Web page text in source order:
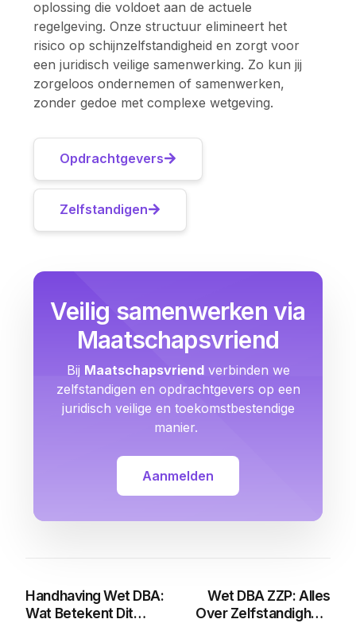
oplossing die voldoet aan de actuele
regelgeving. Onze structuur elimineert het
risico op schijnzelfstandigheid en zorgt voor
een juridisch veilige samenwerking. Zo kun jij
zorgeloos ondernemen of samenwerken,
zonder gedoe met complexe wetgeving.
Opdrachtgevers
Zelfstandigen
Veilig samenwerken via
Maatschapsvriend
Bij Maatschapsvriendverbinden we
zelfstandigen en opdrachtgevers op een
juridisch veilige en toekomstbestendige
manier.
Aanmelden
Handhaving Wet DBA:
Wat Betekent Dit
Wet DBA ZZP: Alles
Over Zelfstandigheid